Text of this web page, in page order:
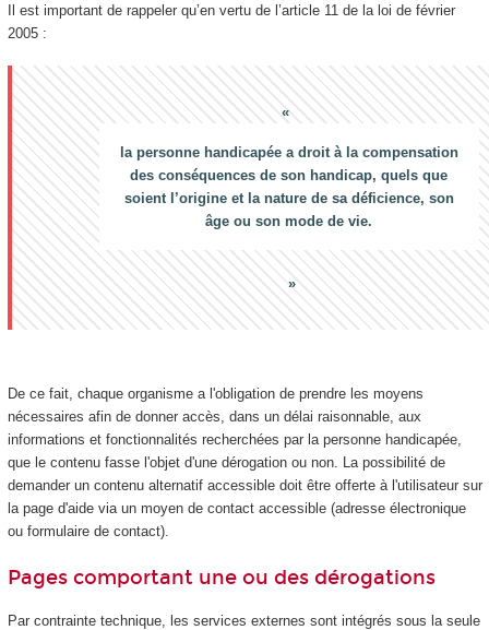
Il est important de rappeler qu’en vertu de l’article 11 de la loi de février
2005 :
la personne handicapée a droit à la compensation
des conséquences de son handicap, quels que
soient l’origine et la nature de sa déficience, son
âge ou son mode de vie.
De ce fait, chaque organisme a l'obligation de prendre les moyens
nécessaires afin de donner accès, dans un délai raisonnable, aux
informations et fonctionnalités recherchées par la personne handicapée,
que le contenu fasse l'objet d'une dérogation ou non. La possibilité de
demander un contenu alternatif accessible doit être offerte à l'utilisateur sur
la page d'aide via un moyen de contact accessible (adresse électronique
ou formulaire de contact).
Pages comportant une ou des dérogations
Par contrainte technique, les services externes sont intégrés sous la seule